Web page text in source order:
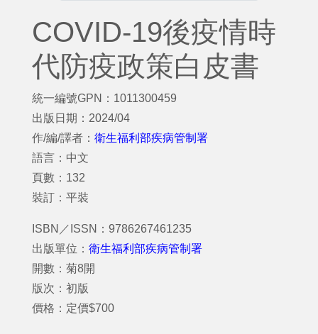
COVID-19後疫情時
代防疫政策白皮書
統一編號GPN：1011300459
出版日期：2024/04
作/編/譯者： 衛生福利部疾病管制署
語言：中文
頁數：132
裝訂：平裝
ISBN／ISSN：9786267461235
出版單位： 衛生福利部疾病管制署
開數：菊8開
版次：初版
價格：定價$700